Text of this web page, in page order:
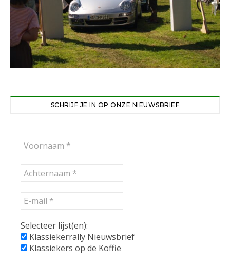
SCHRIJF JE IN OP ONZE NIEUWSBRIEF
Selecteer lijst(en):
Klassiekerrally Nieuwsbrief
Klassiekers op de Koffie